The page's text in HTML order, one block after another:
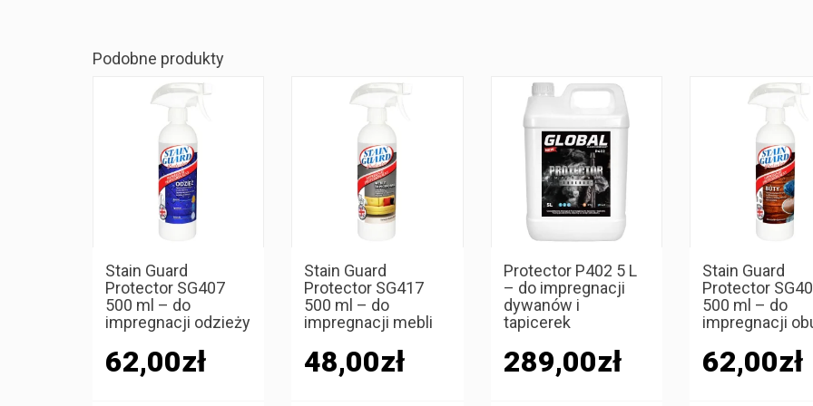
Podobne produkty
Stain Guard
Protector SG407
500 ml – do
impregnacji odzieży
62,00zł
Stain Guard
Protector SG417
500 ml – do
impregnacji mebli
48,00zł
Protector P402 5 L
– do impregnacji
dywanów i
tapicerek
289,00zł
Stain Guard
Protector
500 ml – do
impregnacji
62,00zł